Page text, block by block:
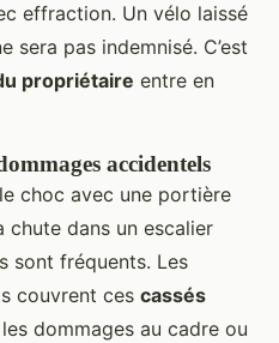
effraction. Un vélo laissé
sera pas indemnisé. C’est
propriétaire entre en
accidentels
choc avec une portière
dans un escalier
sont fréquents. Les
couvrent ces cassés
dommages au cadre ou